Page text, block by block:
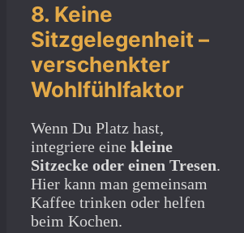
8. Keine
Sitzgelegenheit –
verschenkter
Wohlfühlfaktor
Wenn Du Platz hast,
integriere eine kleine
Sitzecke oder einen Tresen.
Hier kann man gemeinsam
Kaffee trinken oder helfen
beim Kochen.